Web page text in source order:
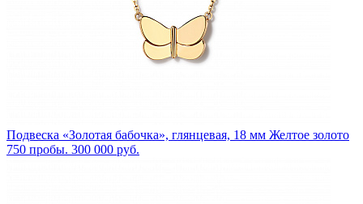
Подвеска «Золотая бабочка», глянцевая, 18 мм Желтое золото
750 пробы. 300 000 руб.